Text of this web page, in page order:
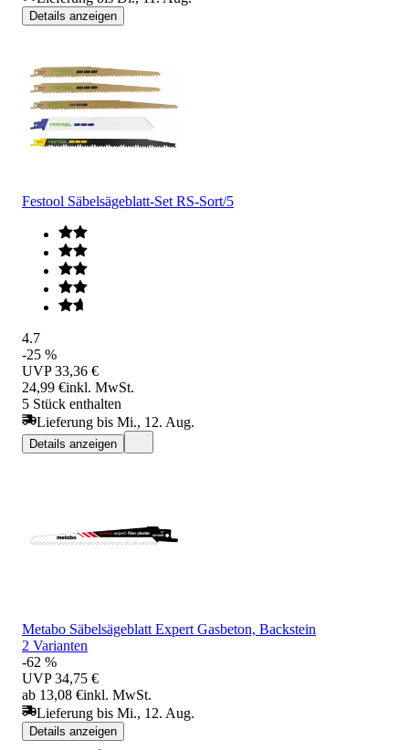
Details anzeigen
Festool Säbelsägeblatt-Set RS-Sort/5
4.7
-25 %
UVP 33,36 €
24,99 €inkl. MwSt.
5 Stück enthalten
Lieferung bis Mi., 12. Aug.
Details anzeigen
Metabo Säbelsägeblatt Expert Gasbeton, Backstein
2 Varianten
-62 %
UVP 34,75 €
ab 13,08 €inkl. MwSt.
Lieferung bis Mi., 12. Aug.
Details anzeigen